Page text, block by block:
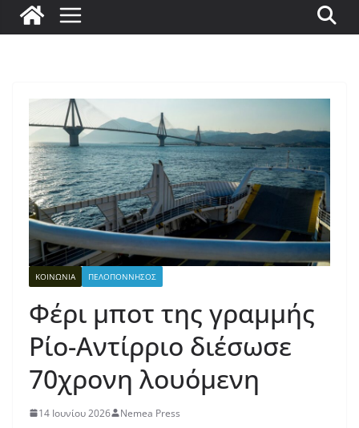
ΚΟΙΝΩΝΙΑ ΠΕΛΟΠΟΝΝΗΣΟΣ
Φέρι μποτ της γραμμής
Ρίο-Αντίρριο διέσωσε
70χρονη λουόμενη
14 Ιουνίου 2026 Nemea Press